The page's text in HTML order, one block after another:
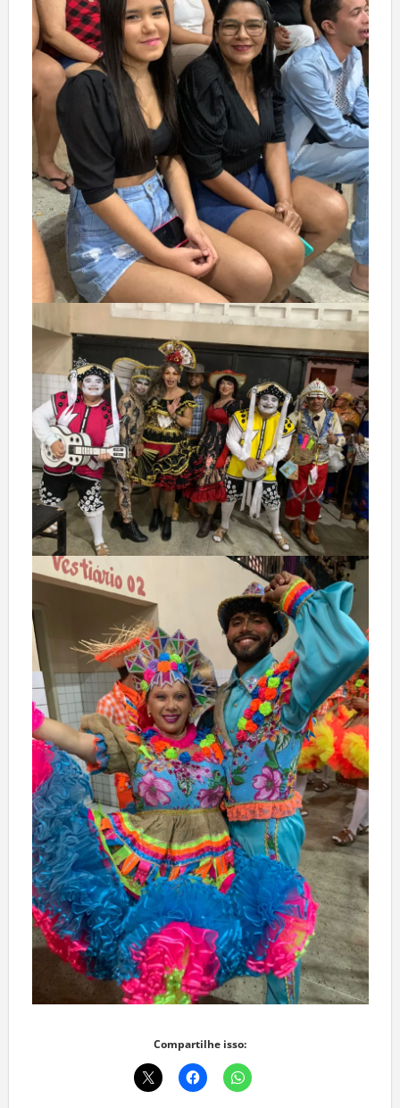
Compartilhe isso: